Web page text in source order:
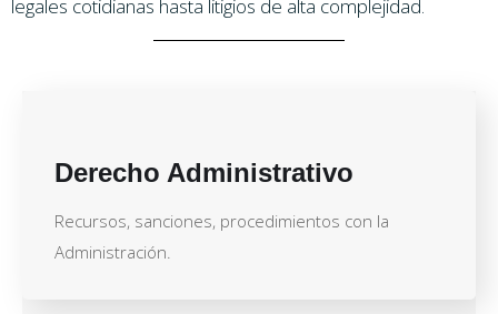
legales cotidianas hasta litigios de alta complejidad.
Derecho Administrativo
Recursos, sanciones, procedimientos con la
Administración.